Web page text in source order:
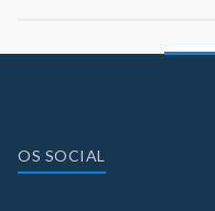
OS SOCIAL